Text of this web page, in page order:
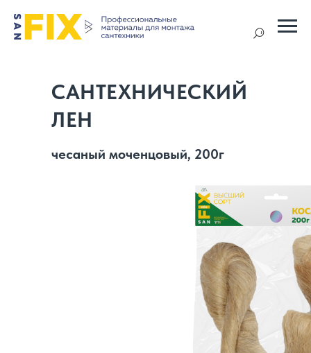
САНТЕХНИЧЕСКИЙ
ЛЕН
чесаный моченцовый, 200г